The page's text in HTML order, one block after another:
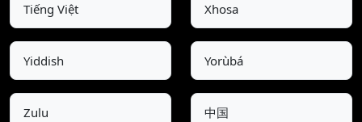
Tiếng Việt Xhosa
Yiddish Yorùbá
Zulu 中国